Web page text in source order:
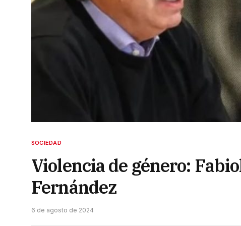
SOCIEDAD
Violencia de género:
Fernández
6 de agosto de 2024